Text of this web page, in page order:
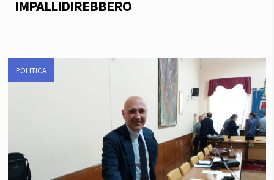
IMPALLIDIREBBERO
POLITICA